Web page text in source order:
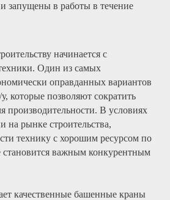
запущены в работы в течение
начинается с
Один из самых
оправданных вариантов
которые позволяют сократить
производительности. В условиях
на рынке строительства,
технику с хорошим ресурсом по
становится важным конкурентным
качественные башенные краны